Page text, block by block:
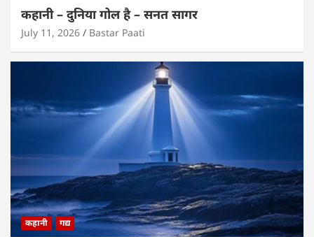
कहानी – दुनिया गोल है – सनत सागर
July 11, 2026 Bastar Paati
कहानी गद्य